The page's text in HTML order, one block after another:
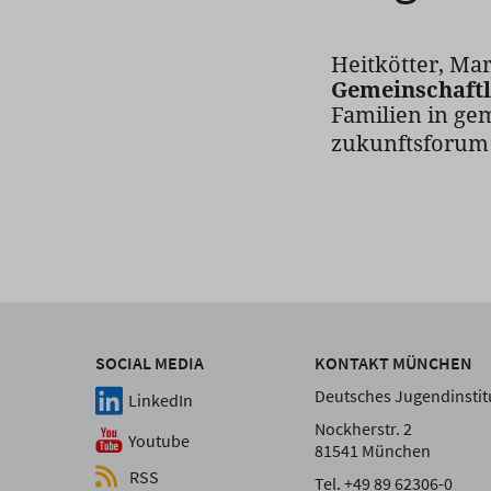
Heitkötter,
Familien in
zukunftsforum
SOCIAL MEDIA
LinkedIn
Youtube
RSS
KONTAKT MÜNCHEN
Deutsches
Nockherstr. 2
81541 München
Tel. +49 89 62306-0